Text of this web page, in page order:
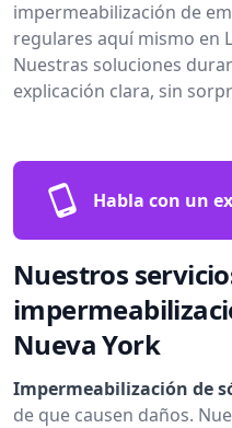
impermeabilización de
regulares aquí mismo en
Nuestras soluciones
explicación clara, sin
Habla con un
Nuestros
Nueva York
Impermeabilización de
de que causen daños.